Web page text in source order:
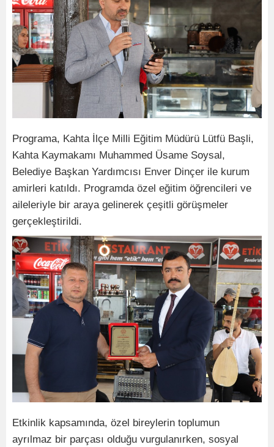
Programa, Kahta İlçe Milli Eğitim Müdürü Lütfü Başli,
Kahta Kaymakamı Muhammed Üsame Soysal,
Belediye Başkan Yardımcısı Enver Dinçer ile kurum
amirleri katıldı. Programda özel eğitim öğrencileri ve
aileleriyle bir araya gelinerek çeşitli görüşmeler
gerçekleştirildi.
Etkinlik kapsamında, özel bireylerin toplumun
ayrılmaz bir parçası olduğu vurgulanırken, sosyal